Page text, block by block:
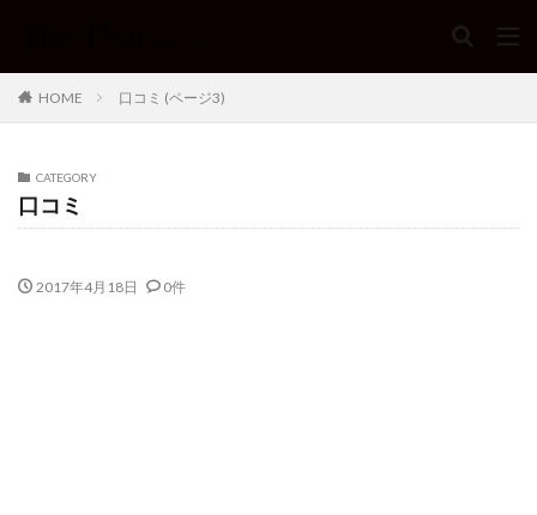
HOME 口コミ (ページ3)
CATEGORY
口コミ
2017年4月18日 0件